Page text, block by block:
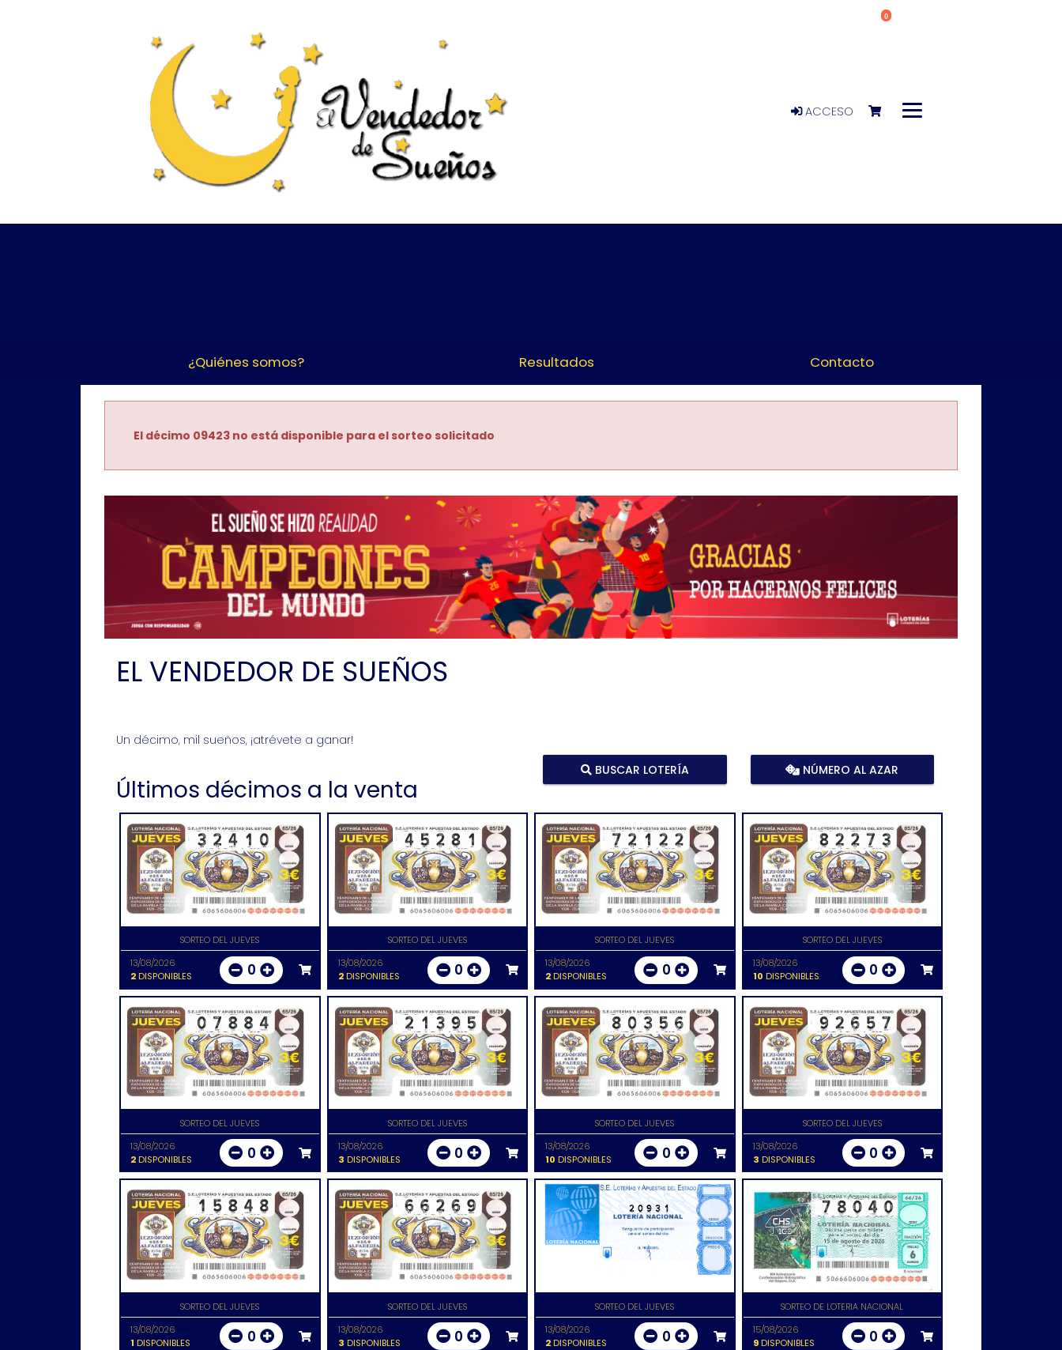
ACCESO
0
¿Quiénes somos? Resultados Contacto
El décimo 09423 no está disponible para el sorteo solicitado
EL VENDEDOR DE SUEÑOS
Un décimo, mil sueños, ¡atrévete a ganar!
Últimos décimos a la venta
BUSCAR LOTERÍA NÚMERO AL AZAR
SORTEO DEL JUEVES
13/08/2026
2DISPONIBLES 0
SORTEO DEL JUEVES
13/08/2026
2DISPONIBLES 0
SORTEO DEL JUEVES
13/08/2026
2DISPONIBLES 0
SORTEO DEL JUEVES
13/08/2026
10 DISPONIBLES 0
SORTEO DEL JUEVES
13/08/2026
2DISPONIBLES 0
SORTEO DEL JUEVES
13/08/2026
3 DISPONIBLES 0
SORTEO DEL JUEVES
13/08/2026
10 DISPONIBLES 0
SORTEO DEL JUEVES
13/08/2026
3 DISPONIBLES 0
SORTEO DEL JUEVES
13/08/2026
1 DISPONIBLES 0
SORTEO DEL JUEVES
13/08/2026
3 DISPONIBLES 0
20931
SORTEO DEL JUEVES
13/08/2026
2DISPONIBLES 0
SORTEO DE LOTERIA NACIONAL
15/08/2026
9DISPONIBLES 0